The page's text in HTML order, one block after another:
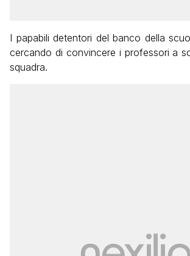
I papabili detentori del banco della
cercando di convincere i professori a
squadra.